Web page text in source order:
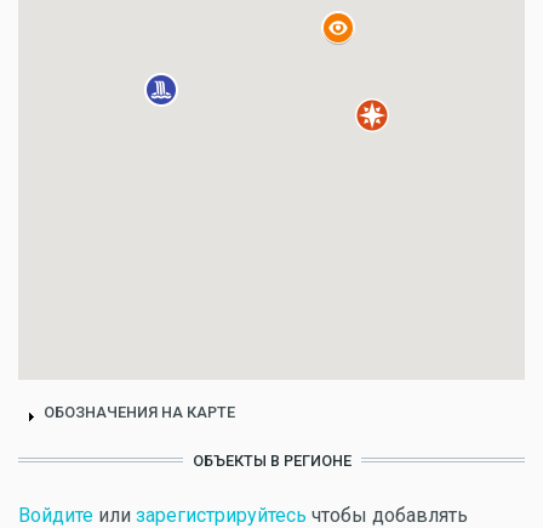
ОБОЗНАЧЕНИЯ НА КАРТЕ
ОБЪЕКТЫ В РЕГИОНЕ
Войдите или зарегистрируйтесь чтобы добавлять